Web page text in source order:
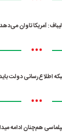
آمریکا تاوان می‌دهد
•••
اطلاع‌رسانی دولت
•••
هم‌چنان ادامه